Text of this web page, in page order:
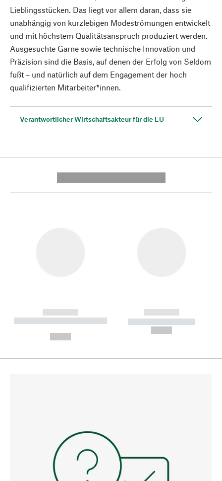
Lieblingsstücken. Das liegt vor allem daran, dass sie
unabhängig von kurzlebigen Modeströmungen entwickelt
und mit höchstem Qualitätsanspruch produziert werden.
Ausgesuchte Garne sowie technische Innovation und
Präzision sind die Basis, auf denen der Erfolg von Seldom
fußt – und natürlich auf dem Engagement der hoch
qualifizierten Mitarbeiter*innen.
Verantwortlicher Wirtschaftsakteur für die EU
------------
----------- ----------- --------
------------
----------- -----------